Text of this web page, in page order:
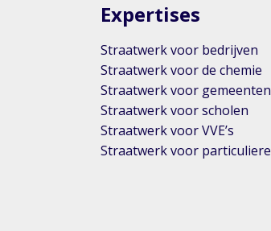
Expertises
Straatwerk voor bedrijven
Straatwerk voor de chemie
Straatwerk voor gemeenten
Straatwerk voor scholen
Straatwerk voor VVE’s
Straatwerk voor